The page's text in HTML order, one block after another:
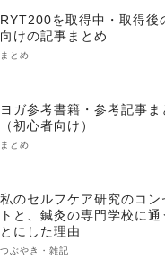
RYT200を取得中・取得後
向けの記事まとめ
まとめ
ヨガ参考書籍・参考記事ま
（初心者向け）
まとめ
私のセルフケア研究のコン
トと、鍼灸の専門学校に通
とにした理由
つぶやき・雑記